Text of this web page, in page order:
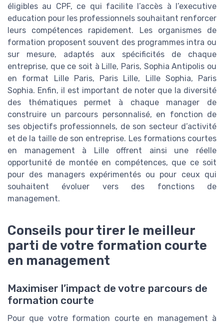
éligibles au CPF, ce qui facilite l’accès à l’executive
education pour les professionnels souhaitant renforcer
leurs compétences rapidement. Les organismes de
formation proposent souvent des programmes intra ou
sur mesure, adaptés aux spécificités de chaque
entreprise, que ce soit à Lille, Paris, Sophia Antipolis ou
en format Lille Paris, Paris Lille, Lille Sophia, Paris
Sophia. Enfin, il est important de noter que la diversité
des thématiques permet à chaque manager de
construire un parcours personnalisé, en fonction de
ses objectifs professionnels, de son secteur d’activité
et de la taille de son entreprise. Les formations courtes
en management à Lille offrent ainsi une réelle
opportunité de montée en compétences, que ce soit
pour des managers expérimentés ou pour ceux qui
souhaitent évoluer vers des fonctions de
management.
Conseils pour tirer le meilleur
parti de votre formation courte
en management
Maximiser l’impact de votre parcours de
formation courte
Pour que votre formation courte en management à